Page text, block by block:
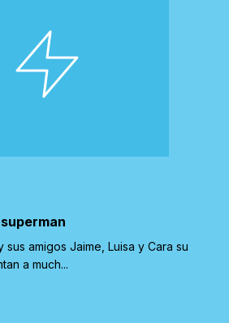
amigos Jaime, Luisa y Cara su
a much...